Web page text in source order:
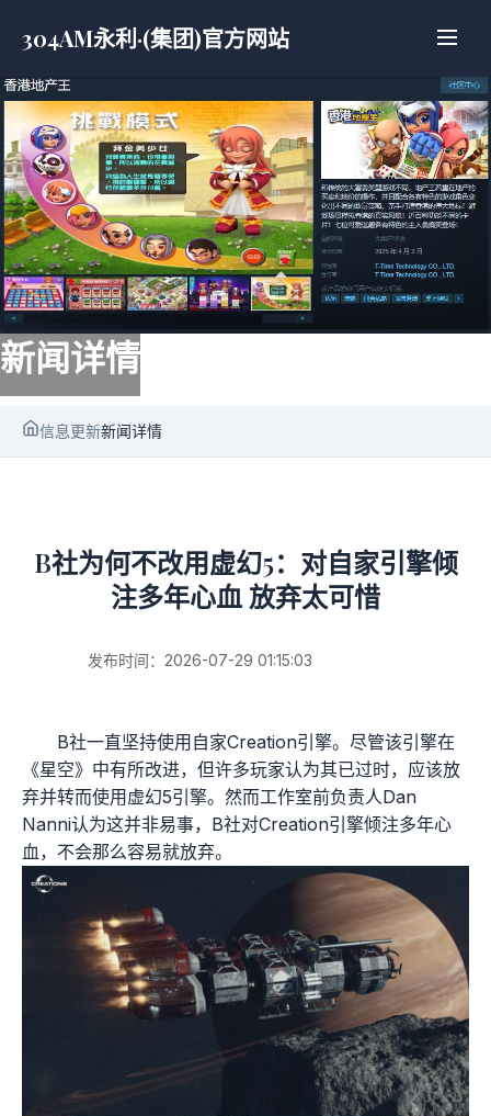
304AM永利·(集团)官方网站
新闻详情
信息更新新闻详情
B社为何不改用虚幻5：对自家引擎倾
注多年心血 放弃太可惜
发布时间：2026-07-29 01:15:03
B社一直坚持使用自家Creation引擎。尽管该引擎在
《星空》中有所改进，但许多玩家认为其已过时，应该放
弃并转而使用虚幻5引擎。然而工作室前负责人Dan
Nanni认为这并非易事，B社对Creation引擎倾注多年心
血，不会那么容易就放弃。